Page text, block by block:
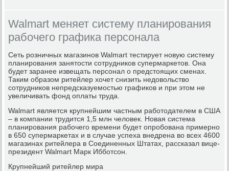
Walmart меняет систему планирования
рабочего графика персонала
Сеть розничных магазинов Walmart тестирует новую систему
планирования занятости сотрудников супермаркетов. Она
будет заранее извещать персонал о предстоящих сменах.
Таким образом ритейлер хочет снизить недовольство
сотрудников непредсказуемостью графиков и при этом не
увеличивать фонд оплаты труда.
Walmart является крупнейшим частным работодателем в США
– в компании трудится 1,5 млн человек. Новая система
планирования рабочего времени будет опробована примерно
в 650 супермаркетах и в случае успеха внедрена во всех 4600
магазинах ритейлера в Соединенных Штатах, рассказал вице-
президент Walmart Марк Ибботсон.
Крупнейший ритейлер мира